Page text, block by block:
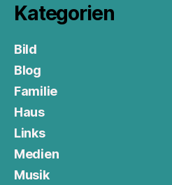
Kategorien
Bild
Blog
Familie
Haus
Links
Medien
Musik